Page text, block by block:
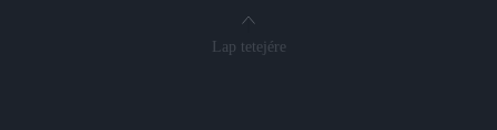
Lap tetejére